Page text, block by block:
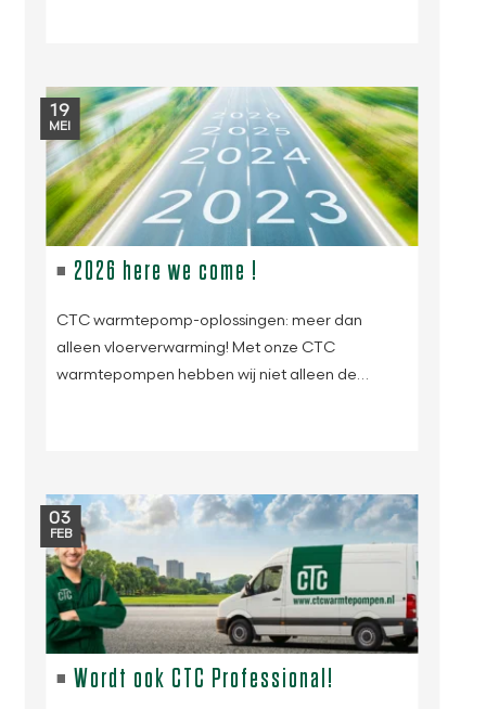
19
MEI
2026 here we come !
CTC warmtepomp-oplossingen: meer dan
alleen vloerverwarming! Met onze CTC
warmtepompen hebben wij niet alleen de…
03
FEB
Wordt ook CTC Professional!